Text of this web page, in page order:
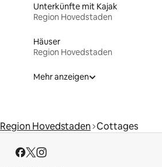
Unterkünfte mit Kajak
Region Hovedstaden
Häuser
Region Hovedstaden
Mehr anzeigen
Region Hovedstaden Cottages